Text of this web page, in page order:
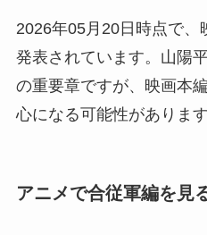
2026年05月20日時点で、
発表されています。山陽
の重要章ですが、映画本
心になる可能性があります
アニメで合従軍編を見